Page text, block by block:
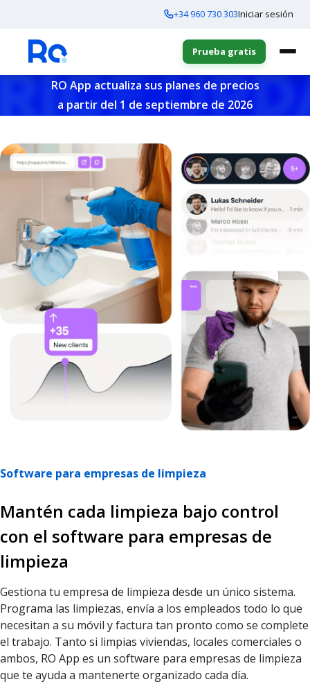
+34 960 730 303Iniciar sesión
Prueba gratis
RO App actualiza sus planes de precios
a partir del 1 de septiembre de 2026
Software para empresas de limpieza
Mantén cada limpieza bajo control
con el software para empresas de
limpieza
Gestiona tu empresa de limpieza desde un único sistema.
Programa las limpiezas, envía a los empleados todo lo que
necesitan a su móvil y factura tan pronto como se complete
el trabajo. Tanto si limpias viviendas, locales comerciales o
ambos, RO App es un software para empresas de limpieza
que te ayuda a mantenerte organizado cada día.